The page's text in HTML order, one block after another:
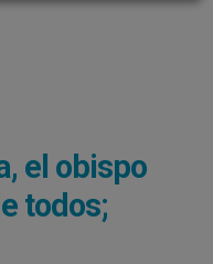
el obispo
todos;